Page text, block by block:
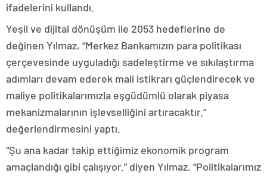
ifadelerini kullandı.
Yeşil ve dijital dönüşüm ile 2053 hedeflerine de
değinen Yılmaz, “Merkez Bankamızın para politikası
çerçevesinde uyguladığı sadeleştirme ve sıkılaştırma
adımları devam ederek mali istikrarı güçlendirecek ve
maliye politikalarımızla eşgüdümlü olarak piyasa
mekanizmalarının işlevselliğini artıracaktır.”
değerlendirmesini yaptı.
“Şu ana kadar takip ettiğimiz ekonomik program
amaçlandığı gibi çalışıyor.” diyen Yılmaz, “Politikalarımız